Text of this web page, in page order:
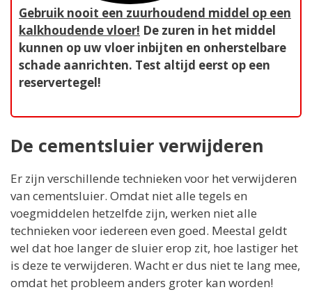
Gebruik nooit een zuurhoudend middel op een
kalkhoudende vloer! De zuren in het middel
kunnen op uw vloer inbijten en onherstelbare
schade aanrichten. Test altijd eerst op een
reservertegel!
De cementsluier verwijderen
Er zijn verschillende technieken voor het verwijderen
van cementsluier. Omdat niet alle tegels en
voegmiddelen hetzelfde zijn, werken niet alle
technieken voor iedereen even goed. Meestal geldt
wel dat hoe langer de sluier erop zit, hoe lastiger het
is deze te verwijderen. Wacht er dus niet te lang mee,
omdat het probleem anders groter kan worden!